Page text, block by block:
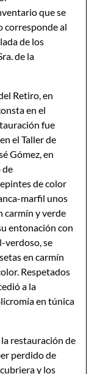
que se
corresponde al
de los
de la
Retiro, en
en el
fue
el Taller de
Gómez, en
de
de color
marfil unos
carmín y verde
entonación con
verdoso, se
en carmín
Respetados
a la
en túnica
restauración de
perdido de
y los